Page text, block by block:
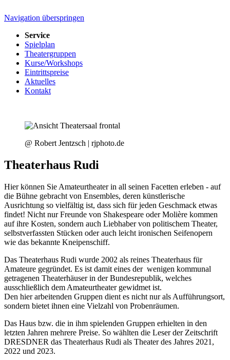
Navigation überspringen
Service
Spielplan
Theatergruppen
Kurse/Workshops
Eintrittspreise
Aktuelles
Kontakt
@ Robert Jentzsch | rjphoto.de
Theaterhaus Rudi
Hier können Sie Amateurtheater in all seinen Facetten erleben - auf
die Bühne gebracht von Ensembles, deren künstlerische
Ausrichtung so vielfältig ist, dass sich für jeden Geschmack etwas
findet! Nicht nur Freunde von Shakespeare oder Molière kommen
auf ihre Kosten, sondern auch Liebhaber von politischem Theater,
selbstverfassten Stücken oder auch leicht ironischen Seifenopern
wie das bekannte Kneipenschiff.
Das Theaterhaus Rudi wurde 2002 als reines Theaterhaus für
Amateure gegründet. Es ist damit eines der wenigen kommunal
getragenen Theaterhäuser in der Bundesrepublik, welches
ausschließlich dem Amateurtheater gewidmet ist.
Den hier arbeitenden Gruppen dient es nicht nur als Aufführungsort,
sondern bietet ihnen eine Vielzahl von Probenräumen.
Das Haus bzw. die in ihm spielenden Gruppen erhielten in den
letzten Jahren mehrere Preise. So wählten die Leser der Zeitschrift
DRESDNER das Theaterhaus Rudi als Theater des Jahres 2021,
2022 und 2023.